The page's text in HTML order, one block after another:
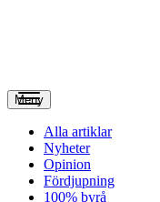
Meny
Alla artiklar
Nyheter
Opinion
Fördjupning
100% byrå